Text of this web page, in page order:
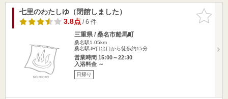
お気に入
りに追加
七里のわたしゆ（閉館しました）
3.8点/ 6 件
三重県 / 桑名市船馬町
桑名駅1.05km
桑名駅JR口出口から徒歩約15分
営業時間 15:00～22:30
入浴料金 ～
日帰り